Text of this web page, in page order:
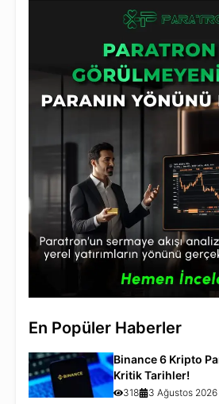
En Popüler Haberler
Binance 6 Kripto
Kritik Tarihler!
318 3 Ağustos 2026